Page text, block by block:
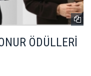
ÖDÜLLERİ